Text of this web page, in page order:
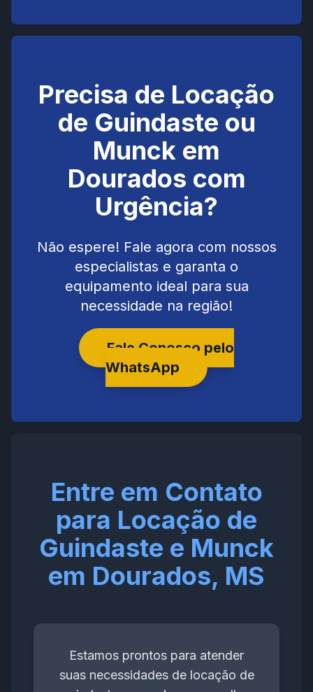
Precisa de Locação
de Guindaste ou
Munck em
Dourados com
Urgência?
Não espere! Fale agora com nossos
especialistas e garanta o
equipamento ideal para sua
necessidade na região!
Fale Conosco pelo
WhatsApp
Entre em Contato
para Locação de
Guindaste e Munck
em Dourados, MS
Estamos prontos para atender
suas necessidades de locação de